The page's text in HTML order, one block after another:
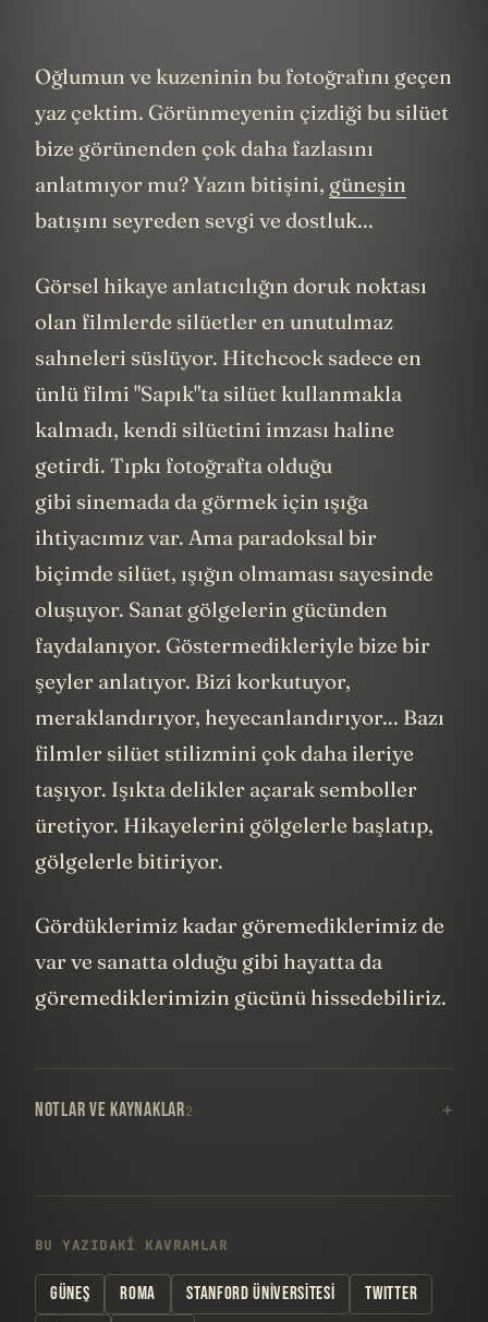
Oğlumun ve kuzeninin bu fotoğrafını geçen
yaz çektim. Görünmeyenin çizdiği bu silüet
bize görünenden çok daha fazlasını
anlatmıyor mu? Yazın bitişini, güneşin
batışını seyreden sevgi ve dostluk...
Görsel hikaye anlatıcılığın doruk noktası
olan filmlerde silüetler en unutulmaz
sahneleri süslüyor. Hitchcock sadece en
ünlü filmi "Sapık"ta silüet kullanmakla
kalmadı, kendi silüetini imzası haline
getirdi. Tıpkı fotoğrafta olduğu
gibi sinemada da görmek için ışığa
ihtiyacımız var. Ama paradoksal bir
biçimde silüet, ışığın olmaması sayesinde
oluşuyor. Sanat gölgelerin gücünden
faydalanıyor. Göstermedikleriyle bize bir
şeyler anlatıyor. Bizi korkutuyor,
meraklandırıyor, heyecanlandırıyor... Bazı
filmler silüet stilizmini çok daha ileriye
taşıyor. Işıkta delikler açarak semboller
üretiyor. Hikayelerini gölgelerle başlatıp,
gölgelerle bitiriyor.
Gördüklerimiz kadar göremediklerimiz de
var ve sanatta olduğu gibi hayatta da
göremediklerimizin gücünü hissedebiliriz.
NOTLAR VE KAYNAKLAR2
BU YAZIDAKI KAVRAMLAR
GÜNEŞ ROMA STANFORD ÜNIVERSITESI
TWITTER